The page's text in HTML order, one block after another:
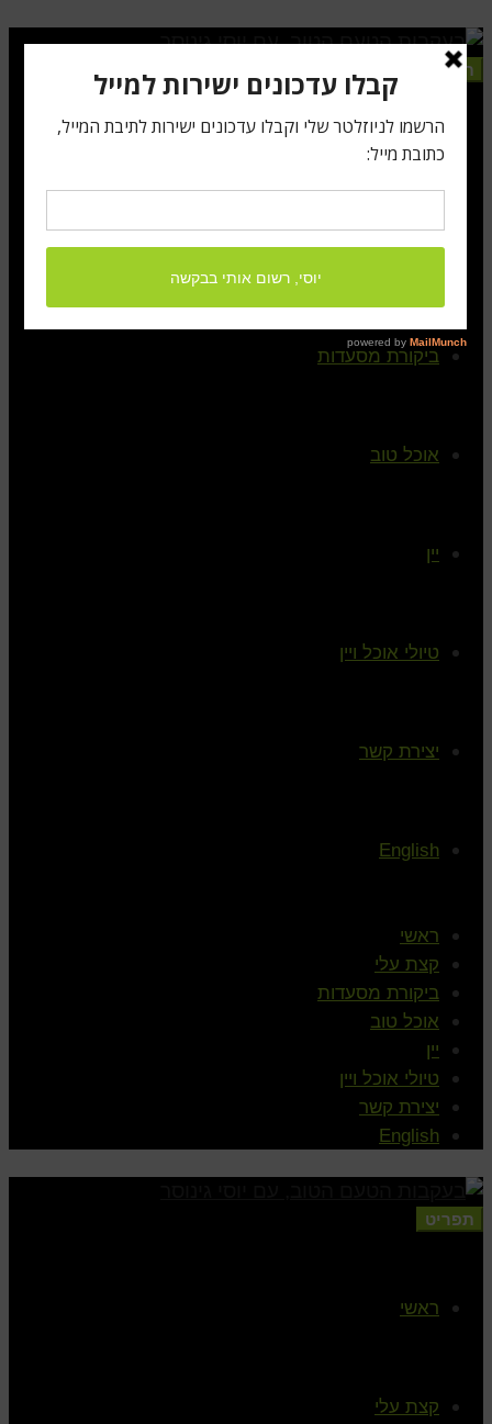
תפריט
ראשי
ביקורת מסעדות
אוכל טוב
יין
טיולי אוכל ויין
יצירת קשר
English
ראשי
קצת עלי
ביקורת מסעדות
אוכל טוב
יין
טיולי אוכל ויין
יצירת קשר
English
תפריט
ראשי
קצת עלי